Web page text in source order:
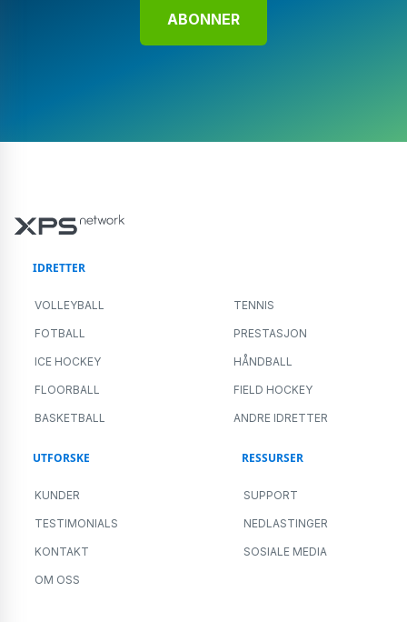
ABONNER
IDRETTER
VOLLEYBALL TENNIS
FOTBALL PRESTASJON
ICE HOCKEY HÅNDBALL
FLOORBALL FIELD HOCKEY
BASKETBALL ANDRE IDRETTER
UTFORSKE
KUNDER
TESTIMONIALS
KONTAKT
OM OSS
RESSURSER
SUPPORT
NEDLASTINGER
SOSIALE MEDIA